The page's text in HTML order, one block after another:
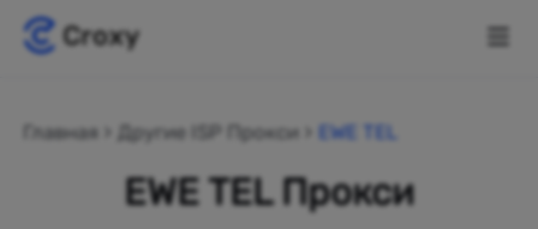
Главная Другие ISP Прокси EWE TEL
EWE TEL Прокси